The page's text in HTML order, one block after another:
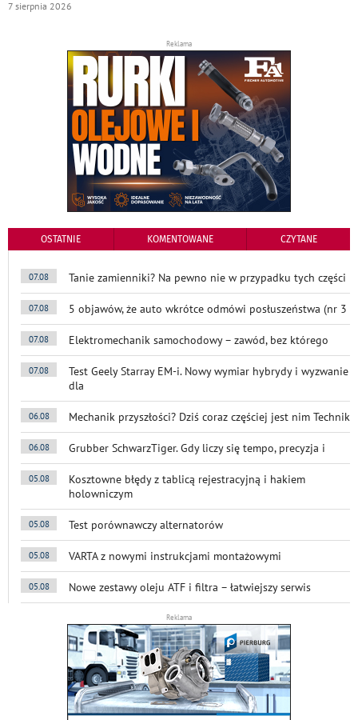
7 sierpnia 2026
Reklama
OSTATNIE KOMENTOWANE CZYTANE
07.08 Tanie zamienniki? Na pewno nie w przypadku tych części
07.08 5 objawów, że auto wkrótce odmówi posłuszeństwa (nr 3
07.08 Elektromechanik samochodowy – zawód, bez którego
07.08
Test Geely Starray EM-i. Nowy wymiar hybrydy i wyzwanie
dla
06.08 Mechanik przyszłości? Dziś coraz częściej jest nim Technik
06.08 Grubber SchwarzTiger. Gdy liczy się tempo, precyzja i
05.08
Kosztowne błędy z tablicą rejestracyjną i hakiem
holowniczym
05.08 Test porównawczy alternatorów
05.08 VARTA z nowymi instrukcjami montażowymi
05.08 Nowe zestawy oleju ATF i filtra – łatwiejszy serwis
Reklama